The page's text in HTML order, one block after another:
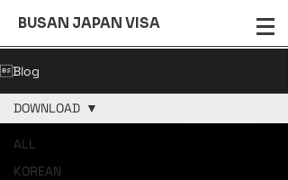
BUSAN JAPAN VISA
Blog
ALL
KOREAN
DOWNLOAD